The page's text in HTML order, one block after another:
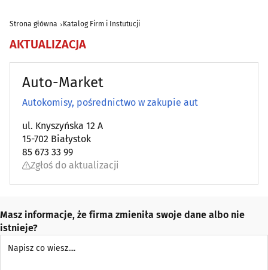
Strona główna Katalog Firm i Instutucji
AKTUALIZACJA
Auto-Market
Autokomisy, pośrednictwo w zakupie aut
ul. Knyszyńska 12 A
15-702 Białystok
85 673 33 99
Zgłoś do aktualizacji
Masz informacje, że firma zmieniła swoje dane albo nie
istnieje?